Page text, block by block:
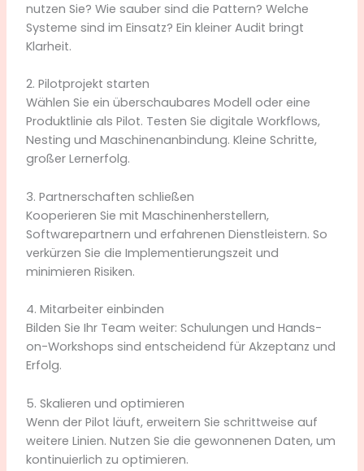
nutzen Sie? Wie sauber sind die Pattern? Welche
Systeme sind im Einsatz? Ein kleiner Audit bringt
Klarheit.
2. Pilotprojekt starten
Wählen Sie ein überschaubares Modell oder eine
Produktlinie als Pilot. Testen Sie digitale Workflows,
Nesting und Maschinenanbindung. Kleine Schritte,
großer Lernerfolg.
3. Partnerschaften schließen
Kooperieren Sie mit Maschinenherstellern,
Softwarepartnern und erfahrenen Dienstleistern. So
verkürzen Sie die Implementierungszeit und
minimieren Risiken.
4. Mitarbeiter einbinden
Bilden Sie Ihr Team weiter: Schulungen und Hands-
on-Workshops sind entscheidend für Akzeptanz und
Erfolg.
5. Skalieren und optimieren
Wenn der Pilot läuft, erweitern Sie schrittweise auf
weitere Linien. Nutzen Sie die gewonnenen Daten, um
kontinuierlich zu optimieren.